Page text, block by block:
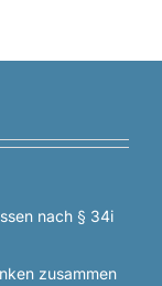
nach § 34i
zusammen